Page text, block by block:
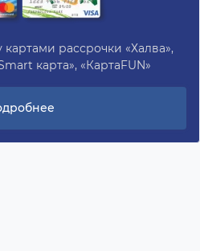
рассрочки «Халва»,
карта», «КартаFUN»